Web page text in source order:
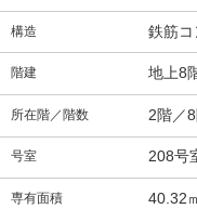
構造 鉄筋コ
階建 地上8
所在階／階数 2階／
号室 208号
専有面積 40.32